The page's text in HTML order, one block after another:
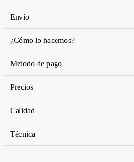
Envío
¿Cómo lo hacemos?
Método de pago
Precios
Calidad
Técnica